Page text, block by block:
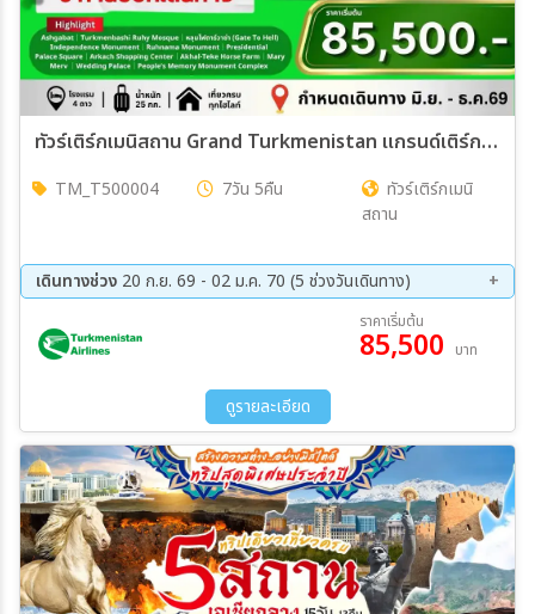
ตั้งแต่วันที่
ถึงวันที่
เฉพาะเดือน
เฉพาะเทศกาล
ระหว่าง
ค้นหา
ทัวร์เติร์กเมนิสถาน Grand Turkmenistan แกรนด์เติร์กเมนิสถาน 7วัน 5คืน (T5)
TM_T500004 7วัน 5คืน
ทัวร์เติร์กเมนิ
สถาน
เดินทางช่วง 20 ก.ย. 69 - 02 ม.ค. 70 (5 ช่วงวันเดินทาง)
18 ต.ค. 69 - 24 ต.ค. 69
22 พ.ย. 69 - 28 พ.ย. 69
06 ธ.ค. 69 - 12 ธ.ค. 69
27 ธ.ค. 69 - 02 ม.ค. 70
ราคาเริ่มต้น
85,500 บาท
ดูรายละเอียด